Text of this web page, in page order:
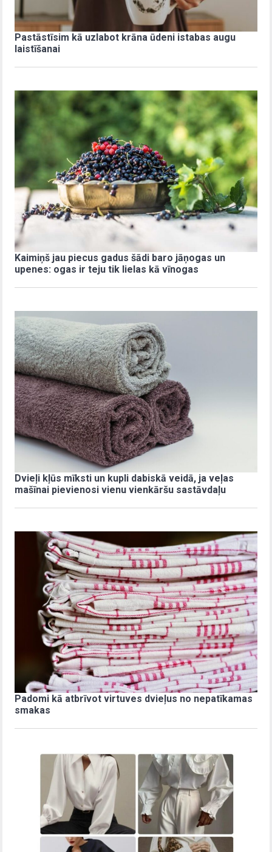
Pastāstīsim kā uzlabot krāna ūdeni istabas augu
laistīšanai
Kaimiņš jau piecus gadus šādi baro jāņogas un
upenes: ogas ir teju tik lielas kā vīnogas
Dvieļi kļūs mīksti un kupli dabiskā veidā, ja veļas
mašīnai pievienosi vienu vienkāršu sastāvdaļu
Padomi kā atbrīvot virtuves dvieļus no nepatīkamas
smakas